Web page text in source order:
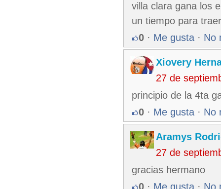
villa clara gana los
un tiempo para
0 · Me gusta · No
Xiovery
27 de
principio de la 4ta
0 · Me gusta · No
Aramys
27 de
gracias hermano
0 · Me gusta · No